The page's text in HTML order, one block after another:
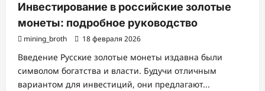
Инвестирование в российские золотые
монеты: подробное руководство
mining_broth 18 февраля 2026
Введение Русские золотые монеты издавна были
символом богатства и власти. Будучи отличным
вариантом для инвестиций, они предлагают...